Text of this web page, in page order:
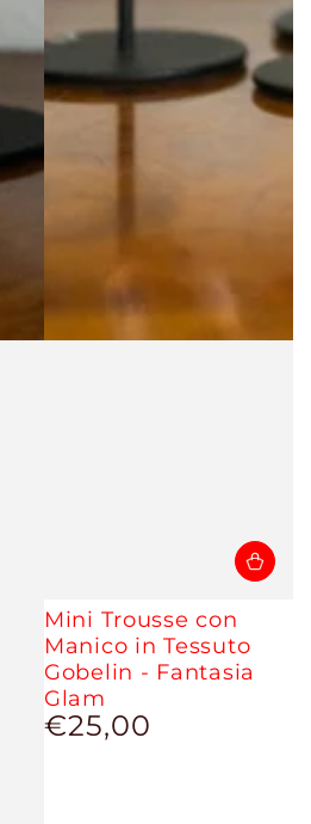
Mini Trousse con
Manico in Tessuto
Gobelin - Fantasia
Glam
Prezzo
regolare
€25,00